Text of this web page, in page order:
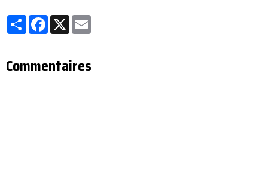
Partager
Facebook
X
Commentaires